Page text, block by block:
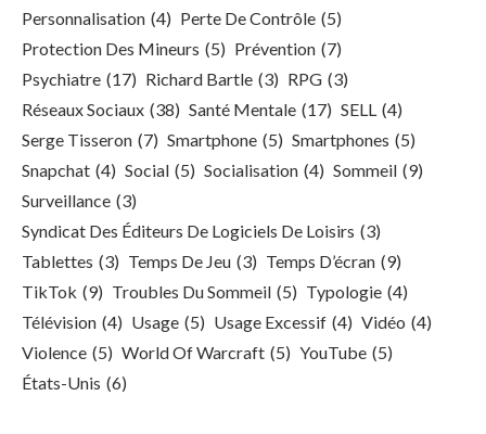
Personnalisation (4) Perte De Contrôle (5)
Protection Des Mineurs (5) Prévention (7)
Psychiatre (17) Richard Bartle (3) RPG (3)
Réseaux Sociaux (38) Santé Mentale (17) SELL (4)
Serge Tisseron (7) Smartphone (5) Smartphones (5)
Snapchat (4) Social (5) Socialisation (4) Sommeil (9)
Surveillance (3)
Syndicat Des Éditeurs De Logiciels De Loisirs (3)
Tablettes (3) Temps De Jeu (3) Temps D’écran (9)
TikTok (9) Troubles Du Sommeil (5) Typologie (4)
Télévision (4) Usage (5) Usage Excessif (4) Vidéo (4)
Violence (5) World Of Warcraft (5) YouTube (5)
États-Unis (6)